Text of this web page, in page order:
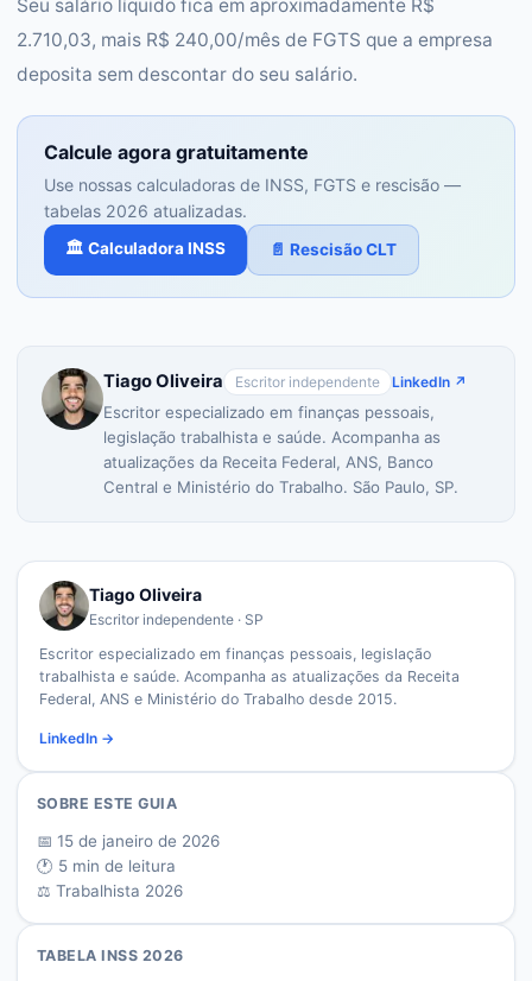
Seu salário líquido fica em aproximadamente R$
2.710,03, mais R$ 240,00/mês de FGTS que a empresa
deposita sem descontar do seu salário.
Calcule agora gratuitamente
Use nossas calculadoras de INSS, FGTS e rescisão —
tabelas 2026 atualizadas.
🏛️ Calculadora INSS 📄 Rescisão CLT
Tiago Oliveira Escritor independente LinkedIn ↗
Escritor especializado em finanças pessoais,
legislação trabalhista e saúde. Acompanha as
atualizações da Receita Federal, ANS, Banco
Central e Ministério do Trabalho. São Paulo, SP.
Tiago Oliveira
Escritor independente · SP
Escritor especializado em finanças pessoais, legislação
trabalhista e saúde. Acompanha as atualizações da Receita
Federal, ANS e Ministério do Trabalho desde 2015.
LinkedIn →
SOBRE ESTE GUIA
📅 15 de janeiro de 2026
🕐 5 min de leitura
⚖️ Trabalhista 2026
TABELA INSS 2026